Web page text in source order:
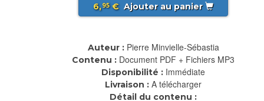
6,95€ Ajouter au panier
Auteur : Pierre Minvielle-Sébastia
Contenu : Document PDF + Fichiers MP3
Disponibilité : Immédiate
Livraison : A télécharger
Détail du contenu :